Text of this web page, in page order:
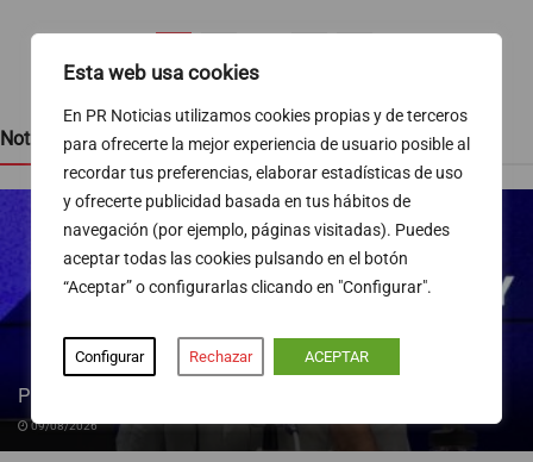
Esta web usa cookies
En PR Noticias utilizamos cookies propias y de terceros
para ofrecerte la mejor experiencia de usuario posible al
recordar tus preferencias, elaborar estadísticas de uso
y ofrecerte publicidad basada en tus hábitos de
navegación (por ejemplo, páginas visitadas). Puedes
aceptar todas las cookies pulsando en el botón
“Aceptar” o configurarlas clicando en "Configurar".
Configurar Rechazar ACEPTAR
Noticias recientes
Pedro Blanco gana peso en la SER
09/08/2026